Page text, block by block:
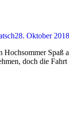
28. Oktober 2018
Hochsommer
doch die